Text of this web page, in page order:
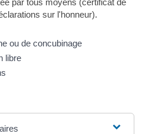
sur l'honneur).
ou de concubinage
libre